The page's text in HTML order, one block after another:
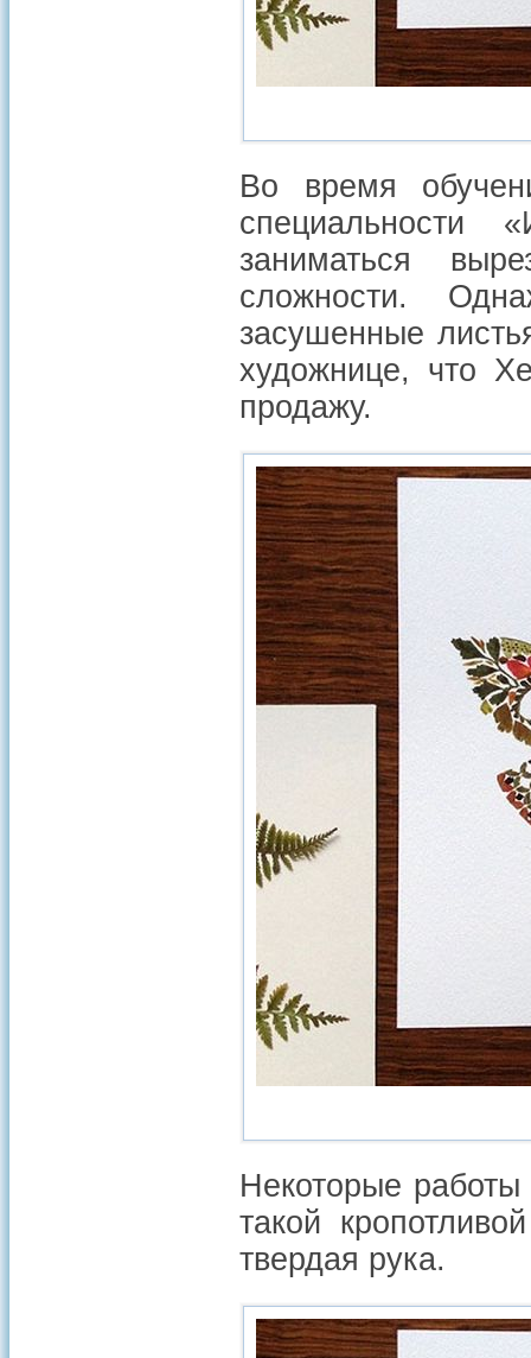
Во время
специальности
заниматься
сложности.
засушенные
художнице, что
продажу.
Некоторые
такой
твердая рука.